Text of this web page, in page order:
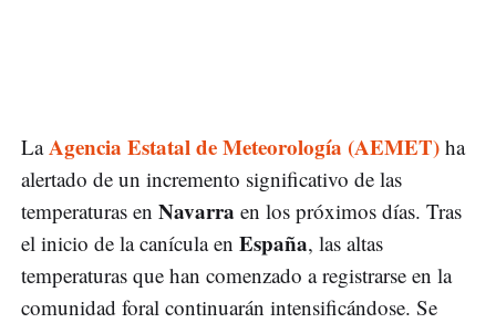
LaAgencia Estatal de Meteorología (AEMET) ha
alertado de un incremento significativo de las
temperaturas en Navarra en los próximos días. Tras
el inicio de la canícula en España, las altas
temperaturas que han comenzado a registrarse en la
comunidad foral continuarán intensificándose. Se